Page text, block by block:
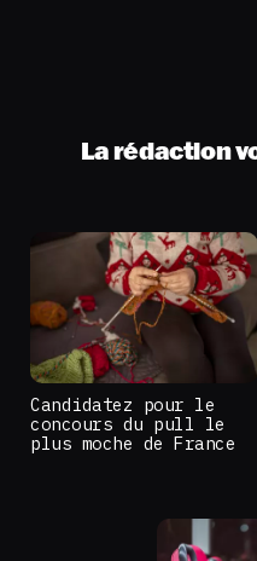
La rédaction
Candidatez pour le
concours du pull le
plus moche de France